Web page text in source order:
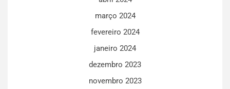
março 2024
fevereiro 2024
janeiro 2024
dezembro 2023
novembro 2023